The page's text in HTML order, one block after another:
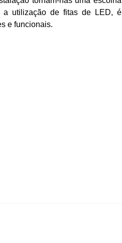
a utilização de fitas de LED, é
e funcionais.